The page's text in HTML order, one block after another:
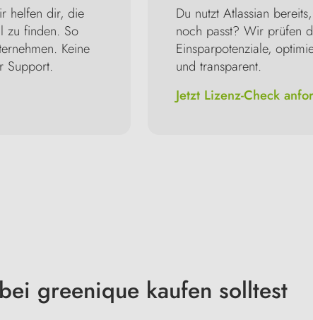
helfen dir, die
zu finden. So
Keine
Support.
Du nutzt Atlassian
noch passt? Wir prüfen
Einsparpotenziale,
und transparent.
Jetzt Lizenz-Check
greenique kaufen solltest